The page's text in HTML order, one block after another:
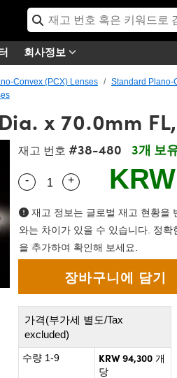
회사정보
Convex (PCX) Lenses
Standard Plano-
x 70.0mm
재고 번호 #38-480 3개 보
Quantity Selector
- Use the plus and
+
재고 정보는 글로벌 재고 현황을
와는 차이가 있을 수 있습니다. 정
을 추가하여 확인해 보세요.
가격(부가세 별도/Tax
excluded)
수량 1-9 KRW 94,300 개
당